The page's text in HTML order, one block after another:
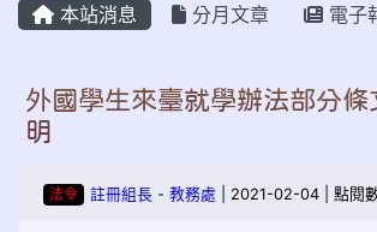
本站消息 分月文章 電子
外國學生來臺就學辦法部分條
明
法令 註冊組長- 教務處 | 2021-02-04 | 點閱